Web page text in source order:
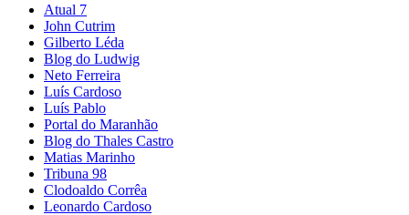
Atual 7
John Cutrim
Gilberto Léda
Blog do Ludwig
Neto Ferreira
Luís Cardoso
Luís Pablo
Portal do Maranhão
Blog do Thales Castro
Matias Marinho
Tribuna 98
Clodoaldo Corrêa
Leonardo Cardoso